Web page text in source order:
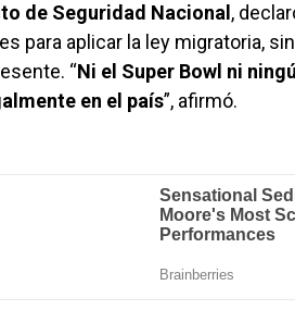
de Seguridad Nacional ,
para aplicar la ley migratoria, sin
“Ni el Super Bowl ni
en el país”, afirmó.